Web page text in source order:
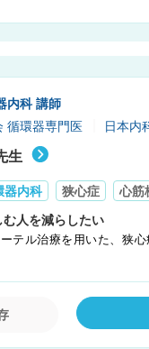
内科 講師
循環器専門医
日本内
生
器内科 狭心症
心筋
人を減らしたい
テル治療を用いた、狭
は動脈硬化をテーマにし